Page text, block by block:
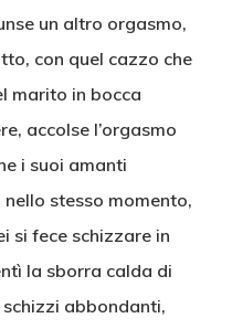
un altro orgasmo,
con quel cazzo che
marito in bocca
accolse l’orgasmo
i suoi amanti
stesso momento,
si fece schizzare in
la sborra calda di
abbondanti,